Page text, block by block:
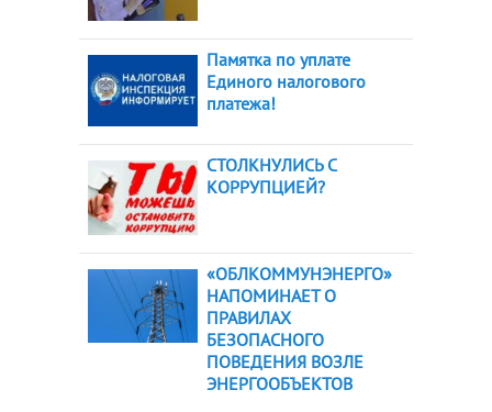
Памятка по уплате
Единого налогового
платежа!
СТОЛКНУЛИСЬ С
КОРРУПЦИЕЙ?
«ОБЛКОММУНЭНЕРГО»
НАПОМИНАЕТ О
ПРАВИЛАХ
БЕЗОПАСНОГО
ПОВЕДЕНИЯ ВОЗЛЕ
ЭНЕРГООБЪЕКТОВ